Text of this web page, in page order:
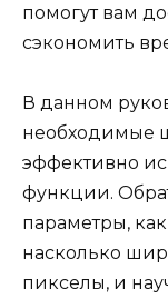
помогут вам
сэкономить
В данном
необходимые
эффективно
функции.
параметры, как
насколько
пикселы, и